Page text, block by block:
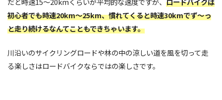
初心者でも時速20km～25km、慣れてくると時速30kmでず～っ
と走り続けるなんてこともできちゃいます。
川沿いのサイクリングロードや林の中の涼しい道を風を切って走
る楽しさはロードバイクならではの楽しさです。